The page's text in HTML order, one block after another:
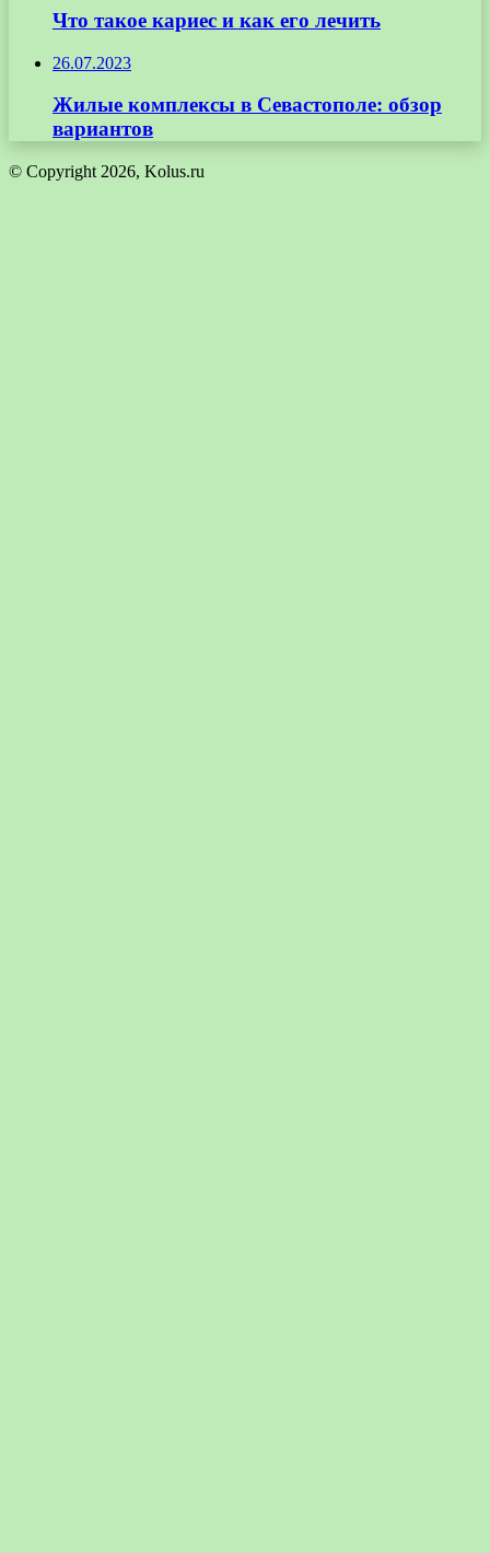
Что такое кариес и как его лечить
26.07.2023
Жилые комплексы в Севастополе: обзор
вариантов
© Copyright 2026, Kolus.ru